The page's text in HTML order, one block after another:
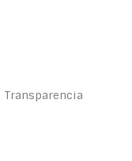
Transparencia